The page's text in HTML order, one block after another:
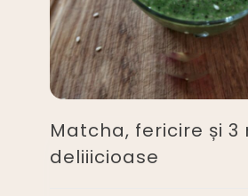
Matcha, fericire și 3
deliiicioase